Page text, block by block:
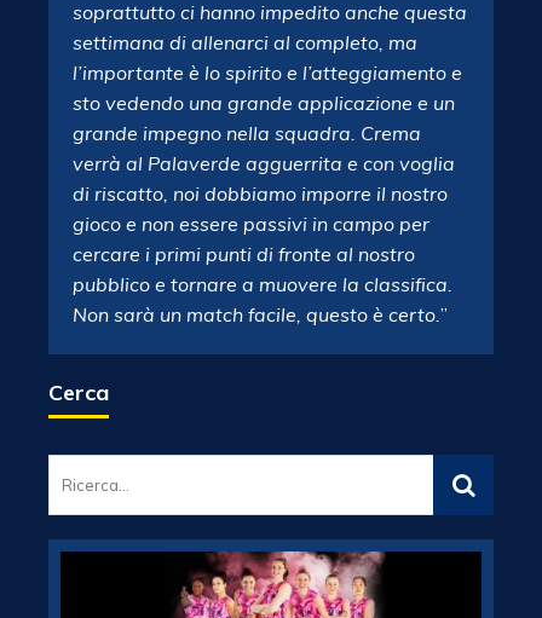
soprattutto ci hanno impedito anche questa
settimana di allenarci al completo, ma
l’importante è lo spirito e l’atteggiamento e
sto vedendo una grande applicazione e un
grande impegno nella squadra. Crema
verrà al Palaverde agguerrita e con voglia
di riscatto, noi dobbiamo imporre il nostro
gioco e non essere passivi in campo per
cercare i primi punti di fronte al nostro
pubblico e tornare a muovere la classifica.
Non sarà un match facile, questo è certo.”
Cerca